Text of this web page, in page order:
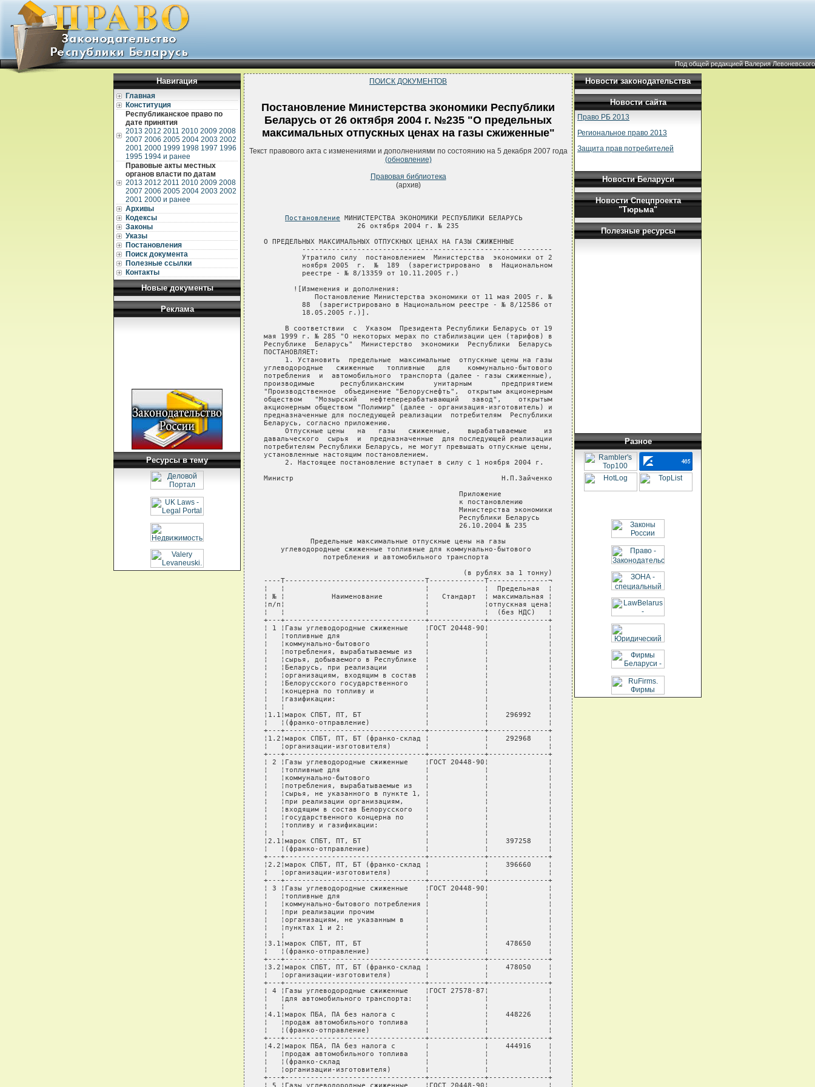
Под общей редакцией Валерия Левоневского
Навигация
Главная
Конституция
Республиканское право по
дате принятия
2013 2012 2011 2010 2009 2008
2007 2006 2005 2004 2003 2002
2001 2000 1999 1998 1997 1996
1995 1994 и ранее
Правовые акты местных
органов власти по датам
2013 2012 2011 2010 2009 2008
2007 2006 2005 2004 2003 2002
2001 2000 и ранее
Архивы
Кодексы
Законы
Указы
Постановления
Поиск документа
Полезные ссылки
Контакты
Новые документы
Реклама
Ресурсы в тему
ПОИСК ДОКУМЕНТОВ
Постановление Министерства экономики Республики
Беларусь от 26 октября 2004 г. №235 "О предельных
максимальных отпускных ценах на газы сжиженные"
Текст правового акта с изменениями и дополнениями по состоянию на 5 декабря 2007 года
(обновление)
Правовая библиотека
(архив)
Постановление МИНИСТЕРСТВА ЭКОНОМИКИ РЕСПУБЛИКИ БЕЛАРУСЬ
                      26 октября 2004 г. № 235
О ПРЕДЕЛЬНЫХ МАКСИМАЛЬНЫХ ОТПУСКНЫХ ЦЕНАХ НА ГАЗЫ СЖИЖЕННЫЕ
         -----------------------------------------------------------
         Утратило силу  постановлением  Министерства  экономики от 2
         ноября 2005  г.  №  189  (зарегистрировано  в  Национальном
         реестре - № 8/13359 от 10.11.2005 г.)
       ![Изменения и дополнения:
            Постановление Министерства экономики от 11 мая 2005 г. №
         88  (зарегистрировано в Национальном реестре - № 8/12586 от
         18.05.2005 г.)].
     В соответствии  с  Указом  Президента Республики Беларусь от 19
мая 1999 г. № 285 "О некоторых мерах по стабилизации цен (тарифов) в
Республике  Беларусь"  Министерство  экономики  Республики  Беларусь
ПОСТАНОВЛЯЕТ:
     1. Установить  предельные  максимальные  отпускные цены на газы
углеводородные   сжиженные   топливные   для    коммунально-бытового
потребления  и  автомобильного  транспорта (далее - газы сжиженные),
производимые      республиканским       унитарным       предприятием
"Производственное  объединение "Белоруснефть",  открытым акционерным
обществом   "Мозырский   нефтеперерабатывающий   завод",    открытым
акционерным обществом "Полимир" (далее - организация-изготовитель) и
предназначенные для последующей реализации  потребителям  Республики
Беларусь, согласно приложению.
     Отпускные цены   на   газы   сжиженные,    вырабатываемые    из
давальческого  сырья  и  предназначенные  для последующей реализации
потребителям Республики Беларусь, не могут превышать отпускные цены,
установленные настоящим постановлением.
     2. Настоящее постановление вступает в силу с 1 ноября 2004 г.
Министр                                                 Н.П.Зайченко
                                              Приложение
                                              к постановлению
                                              Министерства экономики
                                              Республики Беларусь
                                              26.10.2004 № 235
           Предельные максимальные отпускные цены на газы
    углеводородные сжиженные топливные для коммунально-бытового
              потребления и автомобильного транспорта
                                               (в рублях за 1 тонну)
----T---------------------------------T-------------T--------------¬
¦   ¦                                 ¦             ¦  Предельная  ¦
¦ № ¦           Наименование          ¦   Стандарт  ¦ максимальная ¦
¦п/п¦                                 ¦             ¦отпускная цена¦
¦   ¦                                 ¦             ¦  (без НДС)   ¦
+---+---------------------------------+-------------+--------------+
¦ 1 ¦Газы углеводородные сжиженные    ¦ГОСТ 20448-90¦              ¦
¦   ¦топливные для                    ¦             ¦              ¦
¦   ¦коммунально-бытового             ¦             ¦              ¦
¦   ¦потребления, вырабатываемые из   ¦             ¦              ¦
¦   ¦сырья, добываемого в Республике  ¦             ¦              ¦
¦   ¦Беларусь, при реализации         ¦             ¦              ¦
¦   ¦организациям, входящим в состав  ¦             ¦              ¦
¦   ¦Белорусского государственного    ¦             ¦              ¦
¦   ¦концерна по топливу и            ¦             ¦              ¦
¦   ¦газификации:                     ¦             ¦              ¦
¦   ¦                                 ¦             ¦              ¦
¦1.1¦марок СПБТ, ПТ, БТ               ¦             ¦    296992    ¦
¦   ¦(франко-отправление)             ¦             ¦              ¦
+---+---------------------------------+-------------+--------------+
¦1.2¦марок СПБТ, ПТ, БТ (франко-склад ¦             ¦    292968    ¦
¦   ¦организации-изготовителя)        ¦             ¦              ¦
+---+---------------------------------+-------------+--------------+
¦ 2 ¦Газы углеводородные сжиженные    ¦ГОСТ 20448-90¦              ¦
¦   ¦топливные для                    ¦             ¦              ¦
¦   ¦коммунально-бытового             ¦             ¦              ¦
¦   ¦потребления, вырабатываемые из   ¦             ¦              ¦
¦   ¦сырья, не указанного в пункте 1, ¦             ¦              ¦
¦   ¦при реализации организациям,     ¦             ¦              ¦
¦   ¦входящим в состав Белорусского   ¦             ¦              ¦
¦   ¦государственного концерна по     ¦             ¦              ¦
¦   ¦топливу и газификации:           ¦             ¦              ¦
¦   ¦                                 ¦             ¦              ¦
¦2.1¦марок СПБТ, ПТ, БТ               ¦             ¦    397258    ¦
¦   ¦(франко-отправление)             ¦             ¦              ¦
+---+---------------------------------+-------------+--------------+
¦2.2¦марок СПБТ, ПТ, БТ (франко-склад ¦             ¦    396660    ¦
¦   ¦организации-изготовителя)        ¦             ¦              ¦
+---+---------------------------------+-------------+--------------+
¦ 3 ¦Газы углеводородные сжиженные    ¦ГОСТ 20448-90¦              ¦
¦   ¦топливные для                    ¦             ¦              ¦
¦   ¦коммунально-бытового потребления ¦             ¦              ¦
¦   ¦при реализации прочим            ¦             ¦              ¦
¦   ¦организациям, не указанным в     ¦             ¦              ¦
¦   ¦пунктах 1 и 2:                   ¦             ¦              ¦
¦   ¦                                 ¦             ¦              ¦
¦3.1¦марок СПБТ, ПТ, БТ               ¦             ¦    478650    ¦
¦   ¦(франко-отправление)             ¦             ¦              ¦
+---+---------------------------------+-------------+--------------+
¦3.2¦марок СПБТ, ПТ, БТ (франко-склад ¦             ¦    478050    ¦
¦   ¦организации-изготовителя)        ¦             ¦              ¦
+---+---------------------------------+-------------+--------------+
¦ 4 ¦Газы углеводородные сжиженные    ¦ГОСТ 27578-87¦              ¦
¦   ¦для автомобильного транспорта:   ¦             ¦              ¦
¦   ¦                                 ¦             ¦              ¦
¦4.1¦марок ПБА, ПА без налога с       ¦             ¦    448226    ¦
¦   ¦продаж автомобильного топлива    ¦             ¦              ¦
¦   ¦(франко-отправление)             ¦             ¦              ¦
+---+---------------------------------+-------------+--------------+
¦4.2¦марок ПБА, ПА без налога с       ¦             ¦    444916    ¦
¦   ¦продаж автомобильного топлива    ¦             ¦              ¦
¦   ¦(франко-склад                    ¦             ¦              ¦
¦   ¦организации-изготовителя)        ¦             ¦              ¦
+---+---------------------------------+-------------+--------------+
Новости законодательства
Новости сайта
Право РБ 2013
Региональное право 2013
Защита прав потребителей
Новости Беларуси
Новости Спецпроекта
"Тюрьма"
Полезные ресурсы
Разное